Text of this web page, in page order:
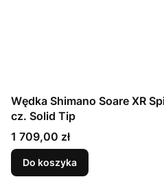
Wędka Shimano Soare XR
cz. Solid Tip
Cena
1 709,00 zł
Do koszyka